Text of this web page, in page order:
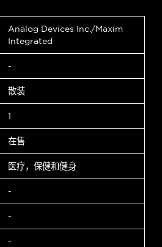
Analog Devices Inc./Maxim
Integrated
-
散装
1
在售
医疗，保健和健身
-
-
-